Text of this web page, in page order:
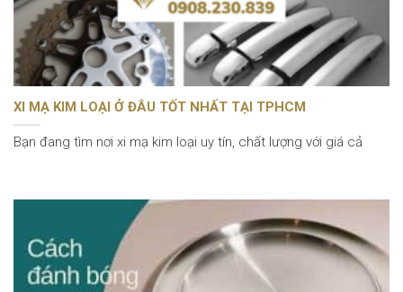
XI MẠ KIM LOẠI Ở ĐÂU TỐT NHẤT TẠI TPHCM
Bạn đang tìm nơi xi mạ kim loại uy tín, chất lượng với giá cả